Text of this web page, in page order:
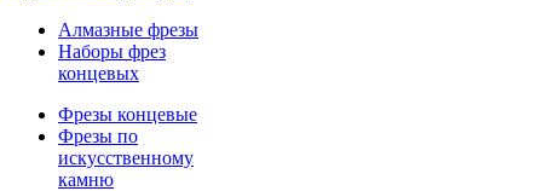
Алмазные фрезы
Наборы фрез
концевых
Фрезы концевые
Фрезы по
искусственному
камню